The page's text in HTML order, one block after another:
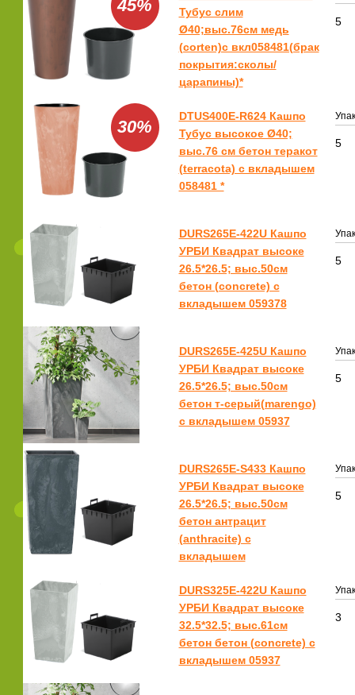
45%
Тубус слим
Ø40;выс.76см медь
(corten)с вкл058481(брак
покрытия:сколы/
царапины)*
5
30%
DTUS400E-R624 Кашпо
Тубус высокое Ø40;
выс.76 см бетон теракот
(terracota) с вкладышем
058481 *
5
DURS265E-422U Кашпо
УРБИ Квадрат высоке
26.5*26.5; выс.50см
бетон (concrete) с
вкладышем 059378
5
DURS265E-425U Кашпо
УРБИ Квадрат высоке
26.5*26.5; выс.50см
бетон т-серый(marengo)
с вкладышем 05937
5
DURS265E-S433 Кашпо
УРБИ Квадрат высоке
26.5*26.5; выс.50см
бетон антрацит
(anthracite) с
вкладышем
5
DURS325E-422U Кашпо
УРБИ Квадрат высоке
32.5*32.5; выс.61см
бетон бетон (concrete) с
вкладышем 05937
3